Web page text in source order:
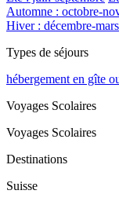
Automne : octobre-
Hiver : décembre-mars
Types de séjours
hébergement en gîte
Voyages Scolaires
Voyages Scolaires
Destinations
Suisse